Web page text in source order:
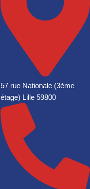
57 rue Nationale (3ème
étage) Lille 59800